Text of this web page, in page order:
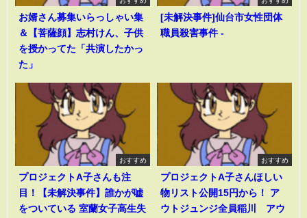
お婿さん募集いらっしゃい集
＆【菩薩顔】志村けん、子供
を授かってた「共演したかっ
た」
[未解決事件]仙台市女性団体
職員殺害事件 -
おすすめ
プロジェクトA子さんも注
目！【未解決事件】誰かが嘘
をついている 室蘭女子高生失
おすすめ
プロジェクトA子さんほしい
物リスト公開15円から！ ア
ウトジュンジ全員稲川 アウ